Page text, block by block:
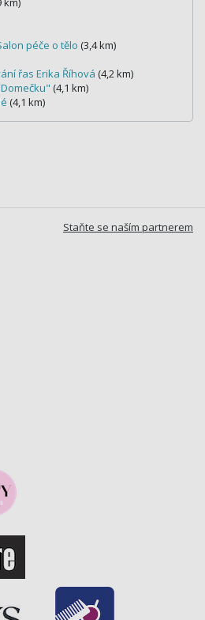
péče o tělo (3,4 km)
řas Erika Říhová (4,2 km)
(4,1 km)
(4,1 km)
Staňte se naším partnerem